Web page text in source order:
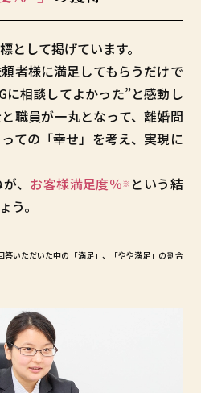
として掲げています。
者様に満足してもらうだけで
に相談してよかった”と感動し
職員が一丸となって、離婚問
ての「幸せ」を考え、実現に
、 お客様満足度％※ という結
う。
いただいた中の「満足」、「やや満足」の割合